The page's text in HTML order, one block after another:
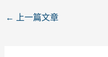
← 上一篇文章